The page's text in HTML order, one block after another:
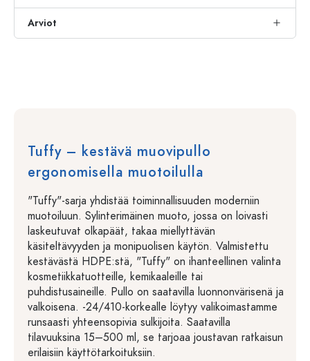
Arviot
Tuffy – kestävä muovipullo
ergonomisella muotoilulla
"Tuffy"-sarja yhdistää toiminnallisuuden moderniin
muotoiluun. Sylinterimäinen muoto, jossa on loivasti
laskeutuvat olkapäät, takaa miellyttävän
käsiteltävyyden ja monipuolisen käytön. Valmistettu
kestävästä HDPE:stä, "Tuffy" on ihanteellinen valinta
kosmetiikkatuotteille, kemikaaleille tai
puhdistusaineille. Pullo on saatavilla luonnonvärisenä ja
valkoisena. -24/410-korkealle löytyy valikoimastamme
runsaasti yhteensopivia sulkijoita. Saatavilla
tilavuuksina 15–500 ml, se tarjoaa joustavan ratkaisun
erilaisiin käyttötarkoituksiin.